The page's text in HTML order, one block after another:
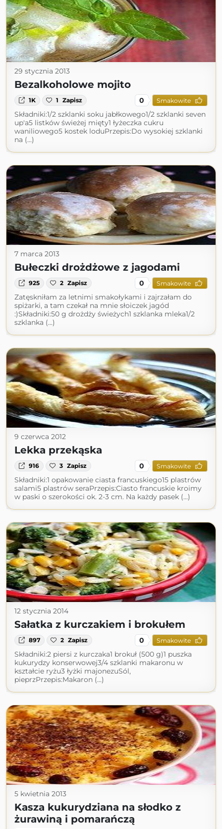
29 stycznia 2013
Bezalkoholowe mojito
1K 1 Zapisz 0 Smakowite
Składniki:1/2 szklanki soku jabłkowego1/2 szklanki seven
up'a5 listków świeżej mięty1 łyżeczka cukru
waniliowego5 kostek loduPrzepis:Do wysokiej szklanki
na (...)
7 marca 2013
Bułeczki drożdżowe z jagodami
925 2 Zapisz 0 Smakowite
Zatęskniłam za letnimi smakołykami i zajrzałam do
spiżarki, a tam czekał na mnie słoiczek jagód
:)Składniki:50 g drożdży świeżych1 szklanka mleka1/2
szklanka (...)
9 czerwca 2012
Lekka przekąska
916 3 Zapisz 0 Smakowite
Składniki:1 opakowanie ciasta francuskiego15 plastrów
salami5 plastrów seraPrzepis:Ciasto francuskie kroimy
w paski o szerokości ok. 2-3 cm. Na każdy pasek (...)
12 stycznia 2014
Sałatka z kurczakiem i brokułem
897 2 Zapisz 0 Smakowite
Składniki:2 piersi z kurczaka1 brokuł (500 g)1 puszka
kukurydzy konserwowej3/4 szklanki makaronu w
kształcie ryżu3 łyżki majonezuSól,
pieprzPrzepis:Makaron (...)
5 kwietnia 2013
Kasza kukurydziana na słodko z
żurawiną i pomarańczą